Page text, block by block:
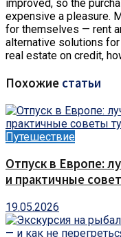
improved, so the
expensive a pleasure.
for themselves — rent
alternative solutions
real estate on credit,
Похожие статьи
Путешествие
Отпуск в Европе:
и практичные
19.05.2026